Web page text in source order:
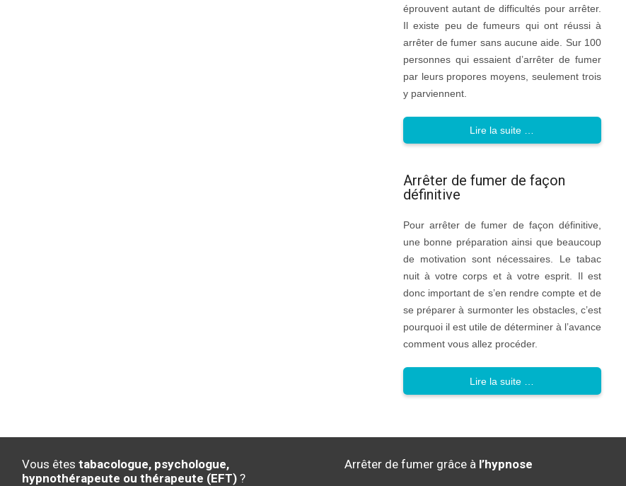
éprouvent autant de difficultés pour arrêter.
Il existe peu de fumeurs qui ont réussi à
arrêter de fumer sans aucune aide. Sur 100
personnes qui essaient d’arrêter de fumer
par leurs propores moyens, seulement trois
y parviennent.
Lire la suite …
Arrêter de fumer de façon
définitive
Pour arrêter de fumer de façon définitive,
une bonne préparation ainsi que beaucoup
de motivation sont nécessaires. Le tabac
nuit à votre corps et à votre esprit. Il est
donc important de s’en rendre compte et de
se préparer à surmonter les obstacles, c’est
pourquoi il est utile de déterminer à l’avance
comment vous allez procéder.
Lire la suite …
Vous êtestabacologue, psychologue,
hypnothérapeute ou thérapeute (EFT) ?
Arrêter de fumer grâce à l’hypnose